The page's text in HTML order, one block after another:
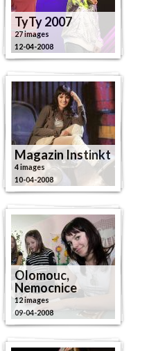
TyTy 2007
27 images
12-04-2008
Magazin Instinkt
4 images
10-04-2008
Olomouc,
Nemocnice
12 images
09-04-2008